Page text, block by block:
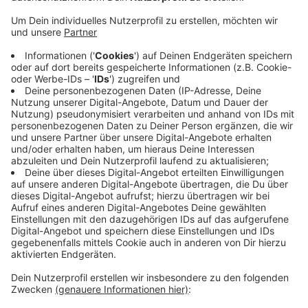
Anzeige
Die Summe setzt sich zum einen aus höheren
Ausgaben, zum anderen vor allem aus niedrigeren
Einnahmen zusammen. In Anbetracht der Corona-Krise
haben Unternehmen weniger Gewerbesteuer gezahlt,
außerdem hat die Stadt weniger Gebühren
eingenommen. Für 2021 rechnet die Stadt erneut mit
rund 35 Millionen Verlust durch Corona.
Oberbürgermeister Uwe Richrath hofft, dass Land und
Bund den Städten hier unter die Arme greifen.
Anzeige